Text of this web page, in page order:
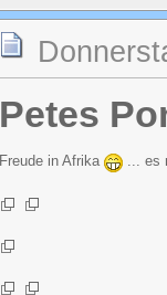
Petes
Freude in Afrika ... es